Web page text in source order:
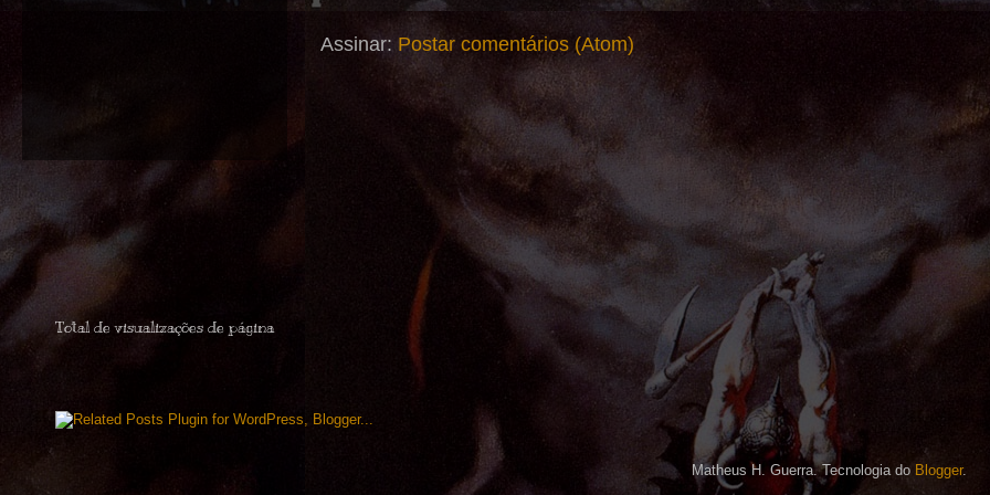
Assinar: Postar comentários (Atom)
Total de visualizações de página
Matheus H. Guerra. Tecnologia do Blogger.